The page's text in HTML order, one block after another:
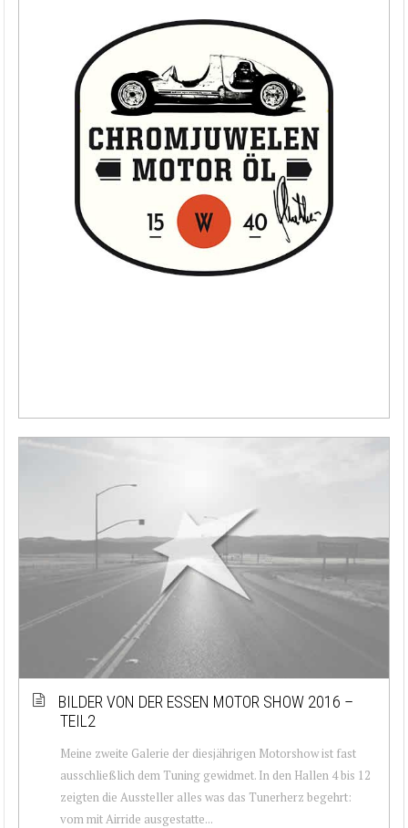
BILDER VON DER ESSEN MOTOR SHOW 2016 –
TEIL2
Meine zweite Galerie der diesjährigen Motorshow ist fast
ausschließlich dem Tuning gewidmet. In den Hallen 4 bis 12
zeigten die Aussteller alles was das Tunerherz begehrt:
vom mit Airride ausgestatte...